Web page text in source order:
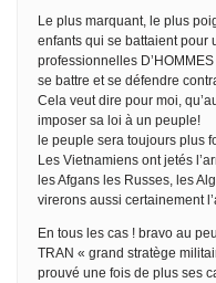
Le plus marquant, le plus
enfants qui se battaient pour
professionnelles
se battre et se défendre
Cela veut dire pour moi,
imposer sa loi à un peuple!
le peuple sera toujours plus
Les Vietnamiens ont jetés
les Afgans les Russes, les
virerons aussi certainement
En tous les cas ! bravo au
TRAN « grand stratège
prouvé une fois de plus ses